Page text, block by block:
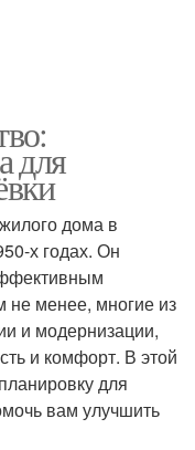
для
дома в
х годах. Он
не менее, многие из
и модернизации,
и комфорт. В этой
для
вам улучшить